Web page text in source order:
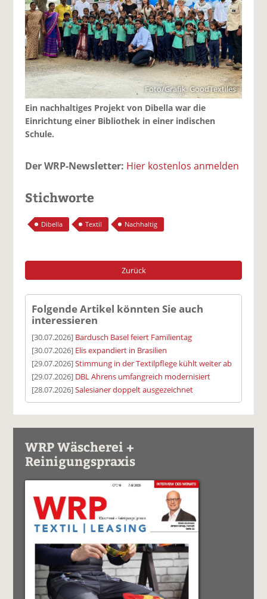
Foto/Grafik: GoodTextiles
Ein nachhaltiges Projekt von Dibella war die
Einrichtung einer Bibliothek in einer indischen
Schule.
Der WRP-Newsletter: Hier kostenlos anmelden
Stichworte
Dibella Textil Nachhaltig
Zurück
Folgende Artikel könnten Sie auch
interessieren
[30.07.2026] Bardusch Basel feiert Familientag
[30.07.2026] Elis expandiert in Brasilien
[29.07.2026]Stimmung in der Textilpflege kühlt weiter ab
[29.07.2026] DBL Ahrens umfangreich modernisiert
[28.07.2026]Salesianer doppelt ausgezeichnet
WRP Wäscherei +
Reinigungspraxis